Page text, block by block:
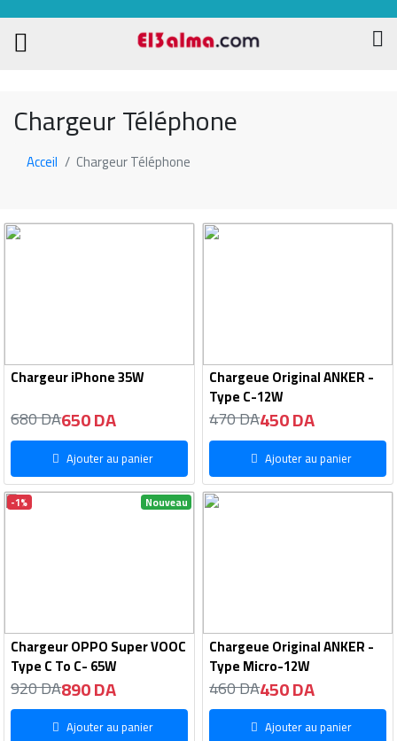
Chargeur Téléphone
Acceil Chargeur Téléphone
Chargeur iPhone 35W
680 DA650 DA
Ajouter au panier
Chargeue Original ANKER -
Type C-12W
470 DA450 DA
Ajouter au panier
-1% Nouveau
Chargeur OPPO Super VOOC
Type C To C- 65W
920 DA890 DA
Ajouter au panier
Chargeue Original ANKER -
Type Micro-12W
460 DA450 DA
Ajouter au panier